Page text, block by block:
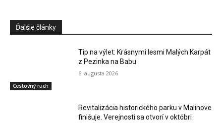
Ďalšie články
Cestovný ruch
Tip na výlet: Krásnymi lesmi Malých Karpát
z Pezinka na Babu
6. augusta 2026
Revitalizácia historického parku v Malinove
finišuje. Verejnosti sa otvorí v októbri